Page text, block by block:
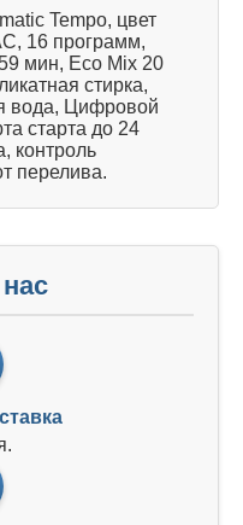
Tempo, цвет
16 программ,
мин, Есо Mix 20
стирка,
вода, Цифровой
старта до 24
контроль
перелива.